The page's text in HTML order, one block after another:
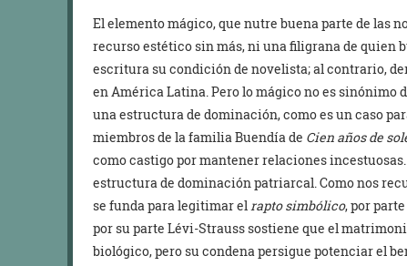
El elemento mágico, que nutre buena parte de las
recurso estético sin más, ni una filigrana de quien
escritura su condición de novelista; al contrario,
en América Latina. Pero lo mágico no es sinónimo
una estructura de dominación, como es un caso
miembros de la familia Buendía de Cien años de
como castigo por mantener relaciones
estructura de dominación patriarcal. Como nos
se funda para legitimar elrapto simbólico, por
por su parte Lévi-Strauss sostiene que el
biológico, pero su condena persigue potenciar el